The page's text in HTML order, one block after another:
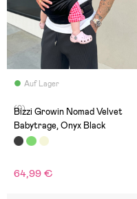
Auf Lager
(0)
Bizzi Growin Nomad Velvet
Babytrage, Onyx Black
64,99 €